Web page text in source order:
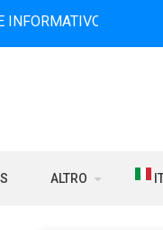
BILINGUE
ALTRO